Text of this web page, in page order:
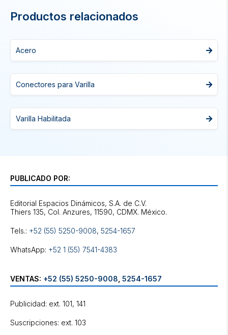
Productos relacionados
Acero
Conectores para Varilla
Varilla Habilitada
PUBLICADO POR:
Editorial Espacios Dinámicos, S.A. de C.V.
Tels.: +52 (55) 5250-9008, 5254-1657
WhatsApp: +52 1 (55) 7541-4383
VENTAS: +52 (55) 5250-9008 5254-1657
Publicidad: ext. 101, 141
Suscripciones: ext. 103